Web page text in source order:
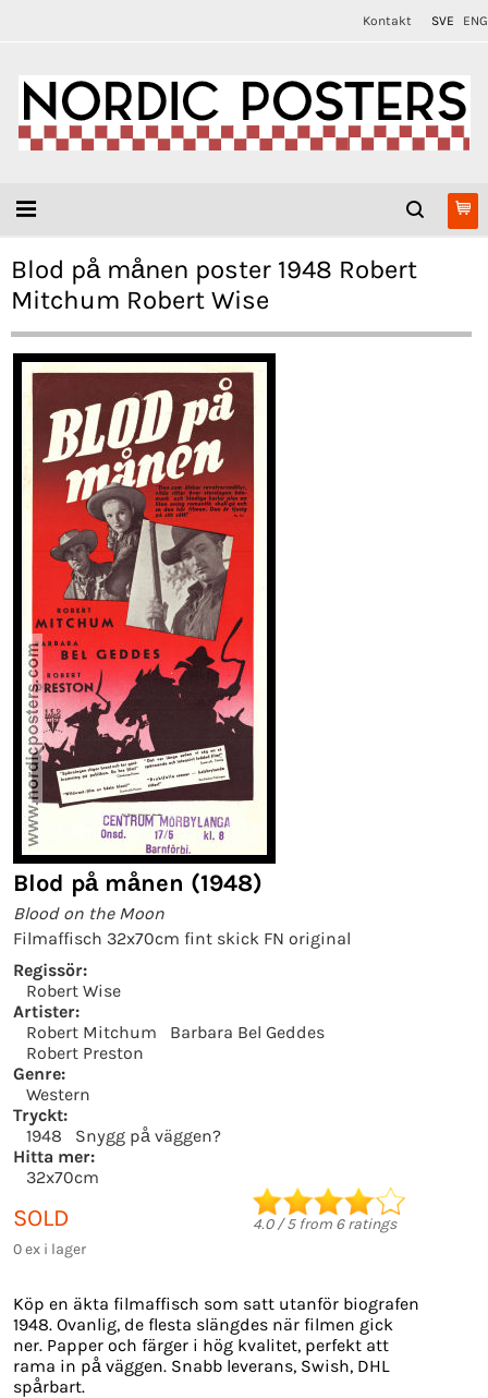
Kontakt SVE ENG
Blod på månen poster 1948 Robert
Mitchum Robert Wise
Blod på månen (1948)
Blood on the Moon
Filmaffisch 32x70cm fint skick FN original
Regissör:
Robert Wise
Artister:
Robert Mitchum
Barbara Bel Geddes
Robert Preston
Genre:
Western
Tryckt:
1948
Snygg på väggen?
Hitta mer:
32x70cm
SOLD
0 ex i lager
4.0/5from 6ratings
Köp en äkta filmaffisch som satt utanför biografen
1948. Ovanlig, de flesta slängdes när filmen gick
ner. Papper och färger i hög kvalitet, perfekt att
rama in på väggen. Snabb leverans, Swish, DHL
spårbart.